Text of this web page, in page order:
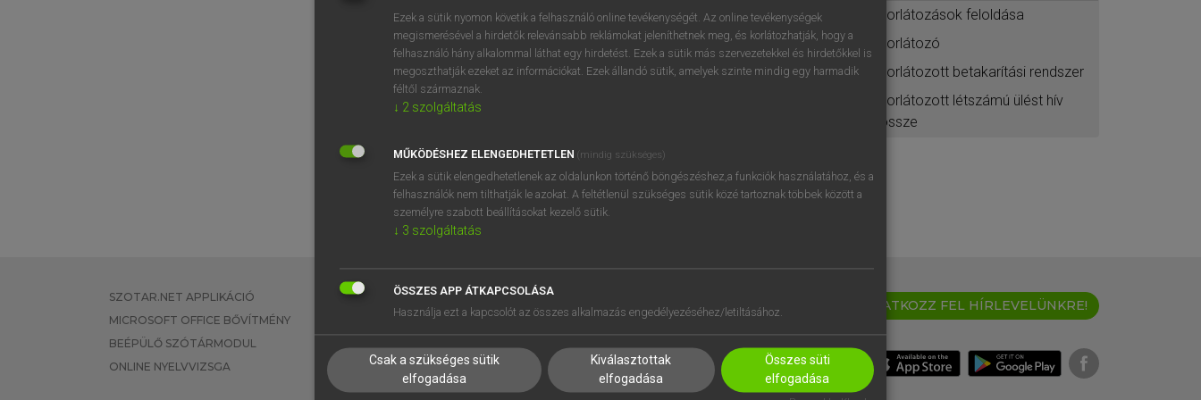
BELÉPÉS
regisztrálok ésbelépek.
REGISZTRÁCIÓ
korlátozások feloldása
korlátozó
korlátozott betakarítási rendszer
korlátozott létszámú ülést hív
össze
SZOTAR.NET APPLIKÁCIÓ
MICROSOFT OFFICE BŐVÍTMÉNY
BEÉPÜLŐ SZÓTÁRMODUL
ONLINE NYELVVIZSGA
EGYÉNI FELHASZNÁLÓKNAK
TANULÓKNAK
VÁLLALATI MEGOLDÁSOK
SÚGÓ
RÓLUNK
SÜTI BEÁLLÍTÁSOK
IRATKOZZ FEL HÍRLEVELÜNKRE!
Ezek a sütik nyomon követik a felhasználó online tevékenységét. Az online tevékenységek
megismerésével a hirdetők relevánsabb reklámokat jeleníthetnek meg, és korlátozhatják, hogy a
felhasználó hány alkalommal láthat egy hirdetést. Ezek a sütik más szervezetekkel és hirdetőkkel is
megoszthatják ezeket az információkat. Ezek állandó sütik, amelyek szinte mindig egy harmadik
féltől származnak.
↓ 2 szolgáltatás
MŰKÖDÉSHEZ ELENGEDHETETLEN (mindig szükséges)
Ezek a sütik elengedhetetlenek az oldalunkon történő böngészéshez,a funkciók használatához, és a
felhasználók nem tilthatják le azokat. A feltétlenül szükséges sütik közé tartoznak többek között a
személyre szabott beállításokat kezelő sütik.
↓ 3 szolgáltatás
ÖSSZES APP ÁTKAPCSOLÁSA
Használja ezt a kapcsolót az összes alkalmazás engedélyezéséhez/letiltásához.
Csak a szükséges sütik
elfogadása
Kiválasztottak
elfogadása
Összes süti
elfogadása